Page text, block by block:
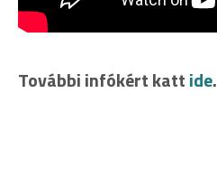
További infókért kattide.